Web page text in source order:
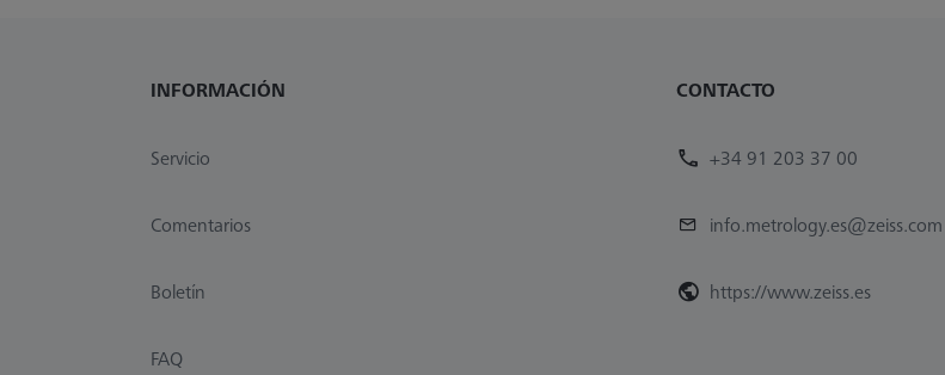
INFORMACIÓN
Servicio
Comentarios
Boletín
FAQ
CONTACTO
+34 91 203 37 00
info.metrology.es@zeiss.com
https://www.zeiss.es